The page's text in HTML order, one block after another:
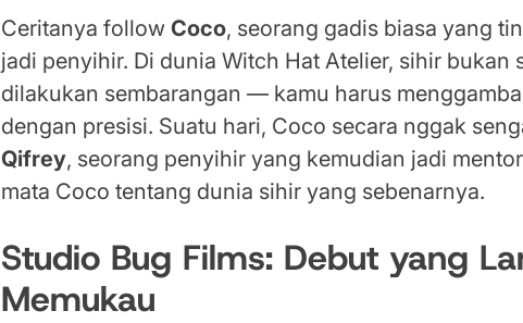
Ceritanya followCoco, seorang gadis biasa yang
jadi penyihir. Di dunia Witch Hat Atelier, sihir bukan
dilakukan sembarangan — kamu harus
dengan presisi. Suatu hari, Coco secara nggak
Qifrey, seorang penyihir yang kemudian jadi
mata Coco tentang dunia sihir yang sebenarnya.
Studio Bug Films: Debut yang
Memukau